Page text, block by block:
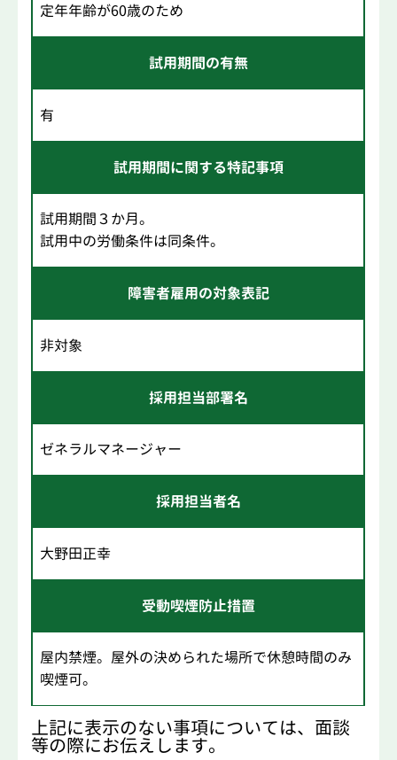
定年年齢が60歳のため
試用期間の有無
有
試用期間に関する特記事項
試用期間３か月。
試用中の労働条件は同条件。
障害者雇用の対象表記
非対象
採用担当部署名
ゼネラルマネージャー
採用担当者名
大野田正幸
受動喫煙防止措置
屋内禁煙。屋外の決められた場所で休憩時間のみ
喫煙可。
上記に表示のない事項については、面談
等の際にお伝えします。